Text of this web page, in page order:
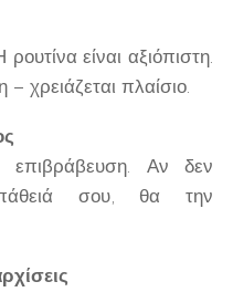
είναι αξιόπιστη.
– χρειάζεται πλαίσιο.
επιβράβευση. Αν δεν
σου, θα την